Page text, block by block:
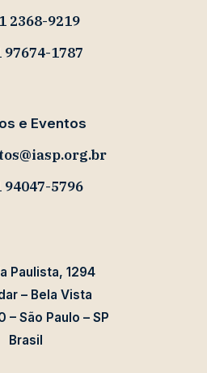
2368-9219
97674-1787
e Eventos
94047-5796
Paulista, 1294
– Bela Vista
– São Paulo – SP
Brasil